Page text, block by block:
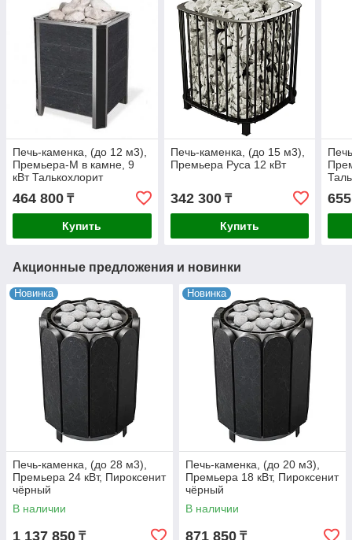
Печь-каменка, (до 12 м3),
Премьера-М в камне, 9
кВт Талькохлорит
464 800 ₸
Купить
Печь-каменка, (до 15 м3),
Премьера Руса 12 кВт
342 300₸
Купить
Акционные предложения и новинки
Новинка
Печь-каменка, (до 28 м3),
Премьера 24 кВт, Пироксенит
чёрный
В наличии
1 137 850 ₸
Новинка
Печь-каменка, (до 20 м3),
Премьера 18 кВт, Пироксенит
чёрный
В наличии
871 850 ₸